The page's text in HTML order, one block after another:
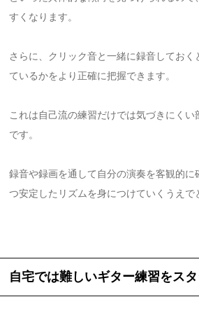
すくなります。
さらに、クリック音と一緒に録音しておく
ているかをより正確に把握できます。
これは自己流の練習だけでは気づきにく
です。
録音や録画を通して自分の演奏を客観的
つ安定したリズムを身につけていくうえで
自宅では難しいギター練習をス